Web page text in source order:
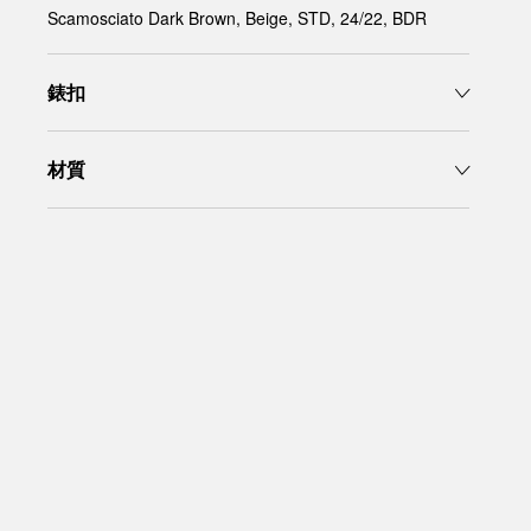
Scamosciato Dark Brown, Beige, STD, 24/22, BDR
錶扣
材質